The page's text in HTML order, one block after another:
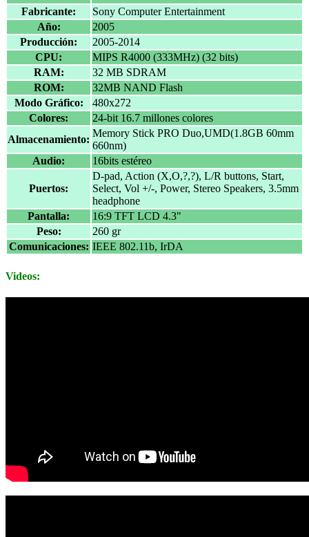
Fabricante:
Sony Computer Entertainment
Año:
2005
Producción:
2005-2014
CPU:
MIPS R4000 (333MHz) (32 bits)
RAM:
32 MB SDRAM
ROM:
32MB NAND Flash
Modo Gráfico:
480x272
Colores:
24-bit 16.7 millones colores
Almacenamiento:
Memory Stick PRO Duo,UMD(1.8GB 60mm
660nm)
Audio:
16bits estéreo
Puertos:
D-pad, Action (X,O,?,?), L/R buttons, Start,
Select, Vol +/-, Power, Stereo Speakers, 3.5mm
headphone
Pantalla:
16:9 TFT LCD 4.3"
Peso:
260 gr
Comunicaciones: IEEE 802.11b, IrDA
Videos: